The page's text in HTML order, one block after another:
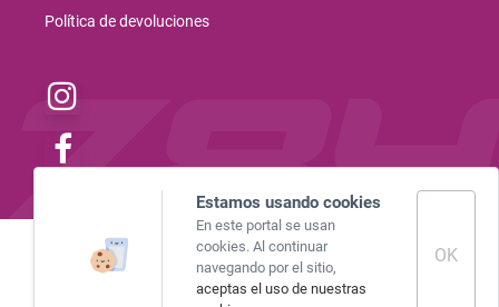
Política de devoluciones
instagram
facebook
Estamos usando cookies
En este portal se usan
cookies. Al continuar
navegando por el sitio,
aceptas el uso de nuestras
OK